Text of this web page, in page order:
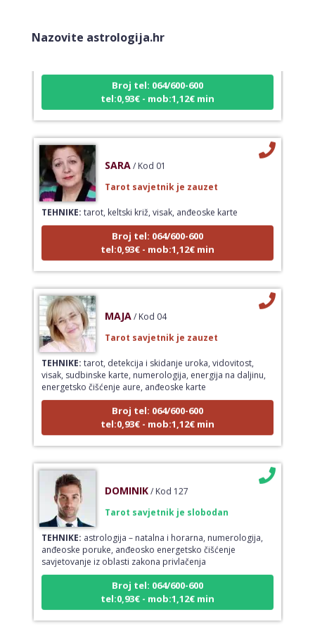
Nazovite astrologija.hr
Broj tel: 064/600-600
tel:0,93€ - mob:1,12€ min
TEHNIKE:tarot, keltski križ, visak, anđeoske karte
Broj tel: 064/600-600
tel:0,93€ - mob:1,12€ min
TEHNIKE:tarot, detekcija i skidanje uroka, vidovitost,
visak, sudbinske karte, numerologija, energija na daljinu,
energetsko čišćenje aure, anđeoske karte
Broj tel: 064/600-600
tel:0,93€ - mob:1,12€ min
TEHNIKE:astrologija – natalna i horarna, numerologija,
anđeoske poruke, anđeosko energetsko čišćenje
savjetovanje iz oblasti zakona privlačenja
Broj tel: 064/600-600
tel:0,93€ - mob:1,12€ min